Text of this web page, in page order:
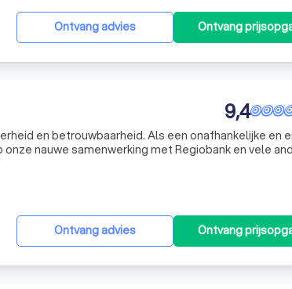
Ontvang advies Ontvang
9,4
en betrouwbaarheid. Als een onafhankelijke en
nauwe samenwerking met Regiobank en vele
Ontvang advies Ontvang